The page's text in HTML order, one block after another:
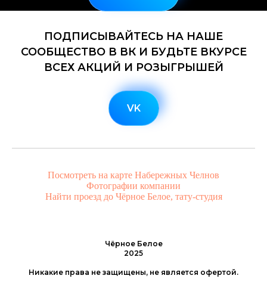
ПОДПИСЫВАЙТЕСЬ НА НАШЕ
СООБЩЕСТВО В ВК И БУДЬТЕ ВКУРСЕ
ВСЕХ АКЦИЙ И РОЗЫГРЫШЕЙ
VK
Посмотреть на карте Набережных Челнов
Фотографии компании
Найти проезд до Чёрное Белое, тату-студия
Чёрное Белое
2025
Никакие права не защищены, не является офертой.